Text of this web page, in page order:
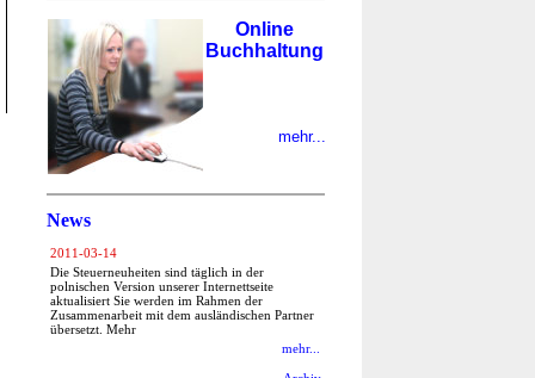
Online
Buchhaltung
mehr...
News
2011-03-14
Die Steuerneuheiten sind täglich in der
polnischen Version unserer Internettseite
aktualisiert Sie werden im Rahmen der
Zusammenarbeit mit dem ausländischen Partner
übersetzt. Mehr
mehr...